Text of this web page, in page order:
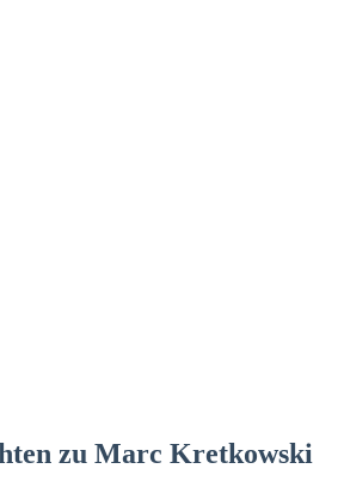
zu Marc Kretkowski